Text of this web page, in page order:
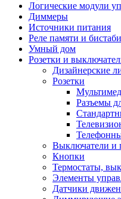
Логические модули
Диммеры
Источники питания
Реле памяти и
Умный дом
Розетки и
Дизайнерские
Розетки
Разъемы
Выключатели и
Кнопки
Термостаты,
Элементы
Датчики